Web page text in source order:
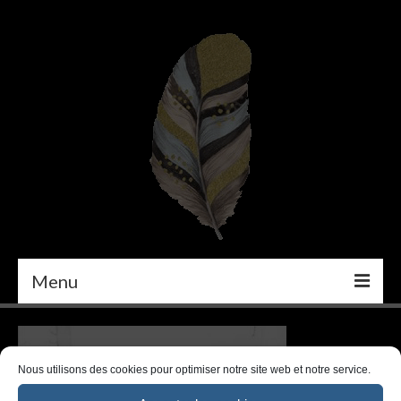
Nous utilisons des cookies pour optimiser notre site web et notre service.
Menu
PEINTURE
DÉCORATION INTÉRIEURE